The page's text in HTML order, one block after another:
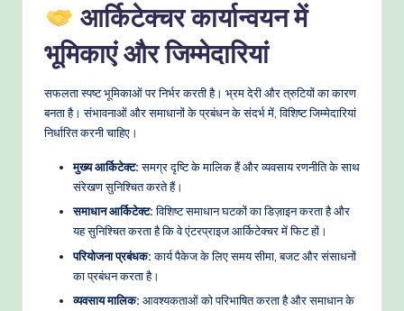
आर्किटेक्चर कार्यान्वयन में
भूमिकाएं और जिम्मेदारियां
सफलता स्पष्ट भूमिकाओं पर निर्भर करती है। भ्रम देरी और त्रुटियों का कारण
बनता है। संभावनाओं और समाधानों के प्रबंधन के संदर्भ में, विशिष्ट जिम्मेदारियां
निर्धारित करनी चाहिए।
मुख्य आर्किटेक्ट:समग्र दृष्टि के मालिक हैं और व्यवसाय रणनीति के साथ
संरेखण सुनिश्चित करते हैं।
समाधान आर्किटेक्ट:विशिष्ट समाधान घटकों का डिज़ाइन करता है और
यह सुनिश्चित करता है कि वे एंटरप्राइज आर्किटेक्चर में फिट हों।
परियोजना प्रबंधक:कार्य पैकेज के लिए समय सीमा, बजट और संसाधनों
का प्रबंधन करता है।
व्यवसाय मालिक: आवश्यकताओं को परिभाषित करता है और समाधान के